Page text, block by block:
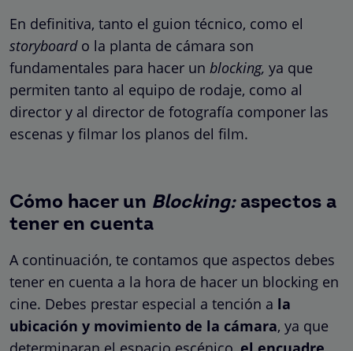
En definitiva, tanto el guion técnico, como el
storyboardo la planta de cámara son
fundamentales para hacer un blocking, ya que
permiten tanto al equipo de rodaje, como al
director y al director de fotografía componer las
escenas y filmar los planos del film.
Cómo hacer un Blocking: aspectos a
tener en cuenta
A continuación, te contamos que aspectos debes
tener en cuenta a la hora de hacer un blocking en
cine. Debes prestar especial a tención a la
ubicación y movimiento de la cámara, ya que